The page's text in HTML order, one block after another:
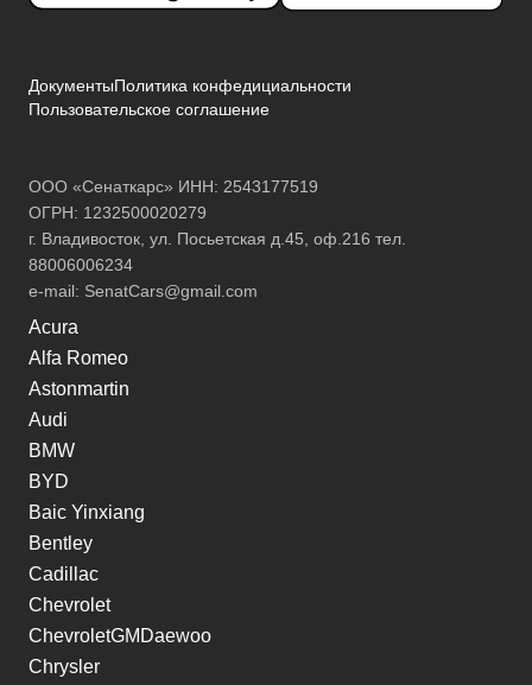
ДокументыПолитика конфедициальности
Пользовательское соглашение
ООО «Сенаткарс» ИНН: 2543177519
ОГРН: 1232500020279
г. Владивосток, ул. Посьетская д.45, оф.216 тел.
88006006234
e-mail: SenatCars@gmail.com
Acura
Alfa Romeo
Astonmartin
Audi
BMW
BYD
Baic Yinxiang
Bentley
Cadillac
Chevrolet
ChevroletGMDaewoo
Chrysler